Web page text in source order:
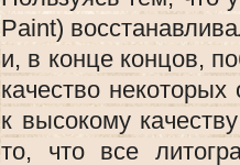
Paint)
и, в конце концов,
качество
к высокому
то, что все